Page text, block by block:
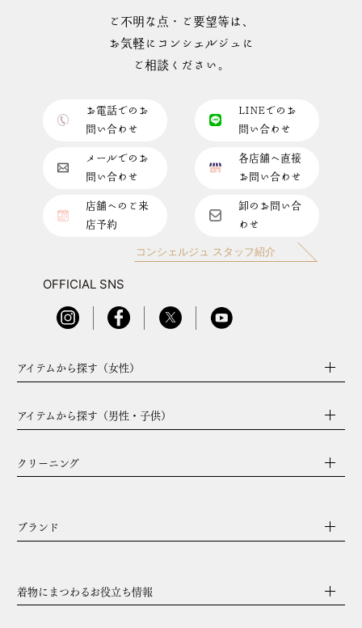
ご不明な点・ご要望等は、
お気軽にコンシェルジュに
ご相談ください。
お電話でのお
問い合わせ
LINEでのお
問い合わせ
メールでのお
問い合わせ
各店舗へ直接
お問い合わせ
店舗へのご来
店予約
卸のお問い合
わせ
コンシェルジュ スタッフ紹介
OFFICIAL SNS
アイテムから探す（女性）
アイテムから探す（男性・子供）
クリーニング
ブランド
着物にまつわるお役立ち情報